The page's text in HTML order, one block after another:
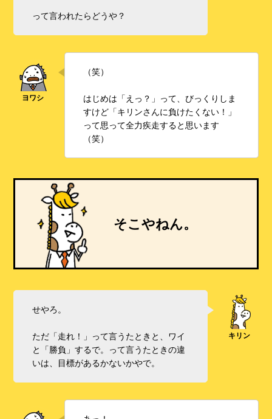
って言われたらどうや？
（笑）
はじめは「えっ？」って、びっくりしま
すけど「キリンさんに負けたくない！」
って思って全力疾走すると思います
（笑）
そこやねん。
せやろ。
ただ「走れ！」って言うたときと、ワイ
と「勝負」するで。って言うたときの違
いは、目標があるかないかやで。